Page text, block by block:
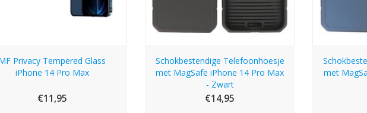
Privacy Tempered Glass
iPhone 14 Pro Max
€11,95
Schokbestendige Telefoonhoesje
met MagSafe iPhone 14 Pro Max
- Zwart
€14,95
met